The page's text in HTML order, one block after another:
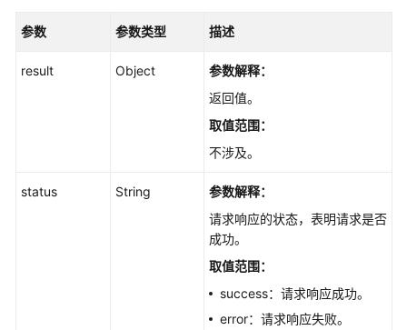
参数 参数类型 描述
result Object
参数解释：
返回值。
取值范围：
不涉及。
status String
参数解释：
请求响应的状态，表明请求是否
成功。
取值范围：
success：请求响应成功。
error：请求响应失败。